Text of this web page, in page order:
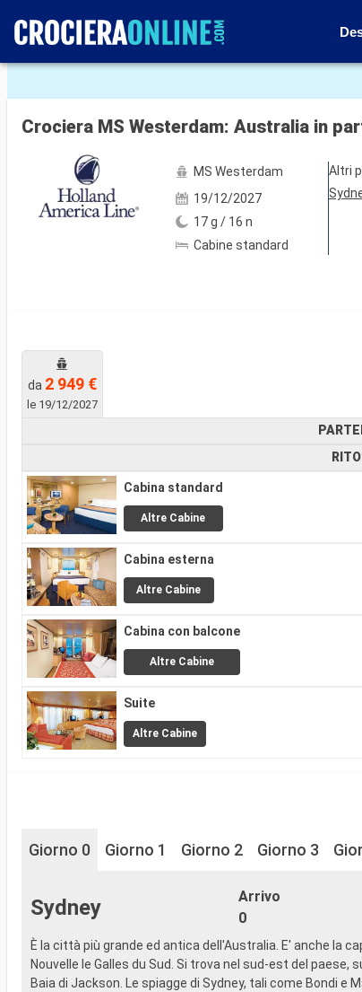
Mostra le altre 12 foto
Crociera MS Westerdam: Australia in
MS Westerdam
19/12/2027
17 g / 16 n
Cabine standard
Altri
da 2 949 €
le 19/12/2027
Cabina standard
Altre Cabine
Cabina esterna
Altre Cabine
Cabina con balcone
Altre Cabine
Suite
Altre Cabine
Giorno 0 Giorno 1 Giorno 2 Giorno 3
Sydney
Arrivo
0
È la città più grande ed antica dell'Australia. E' anche la
Nouvelle le Galles du Sud. Si trova nel sud-est del paese,
Baia di Jackson. Le spiagge di Sydney, tali come Bondi e